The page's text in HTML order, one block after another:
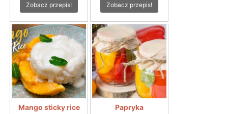
Zobacz przepis! Zobacz przepis!
Mango sticky rice
Papryka